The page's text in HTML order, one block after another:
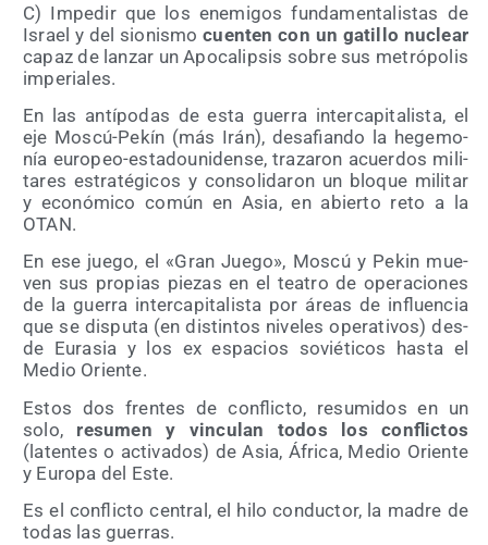
C) Impe­dir que los enemi­gos fun­da­men­ta­lis­tas de
Israel y del sio­nis­mocuen­ten con un gati­llo nuclear
capaz de lan­zar un Apo­ca­lip­sis sobre sus metró­po­lis
imperiales.
En las antí­po­das de esta gue­rra inter­ca­pi­ta­lis­ta, el
eje Mos­cú-Pekín (más Irán), desa­fian­do la hege­mo­
nía euro­peo-esta­dou­ni­den­se, tra­za­ron acuer­dos mili­
ta­res estra­té­gi­cos y con­so­li­da­ron un blo­que mili­tar
y eco­nó­mi­co común en Asia, en abier­to reto a la
OTAN.
En ese jue­go, el «Gran Jue­go», Mos­cú y Pekin mue­
ven sus pro­pias pie­zas en el tea­tro de ope­ra­cio­nes
de la gue­rra inter­ca­pi­ta­lis­ta por áreas de influen­cia
que se dispu­ta (en dis­tin­tos nive­les ope­ra­ti­vos) des­
de Eura­sia y los ex espa­cios sovié­ti­cos has­ta el
Medio Oriente.
Estos dos fren­tes de con­flic­to, resu­mi­dos en un
solo, resu­men y vin­cu­lan todos los con­flic­tos
(laten­tes o acti­va­dos) de Asia, Áfri­ca, Medio Orien­te
y Euro­pa del Este.
Es el con­flic­to cen­tral, el hilo con­duc­tor, la madre de
todas las guerras.